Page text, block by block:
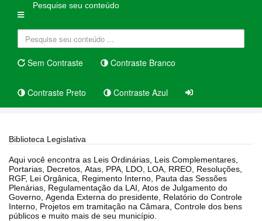
Pesquise seu conteúdo
Sem Contraste Contraste Branco
Contraste Preto Contraste Azul
Biblioteca Legislativa
Aqui você encontra as Leis Ordinárias, Leis Complementares,
Portarias, Decretos, Atas, PPA, LDO, LOA, RREO, Resoluções,
RGF, Lei Orgânica, Regimento Interno, Pauta das Sessões
Plenárias, Regulamentação da LAI, Atos de Julgamento do
Governo, Agenda Externa do presidente, Relatório do Controle
Interno, Projetos em tramitação na Câmara, Controle dos bens
públicos e muito mais de seu município.